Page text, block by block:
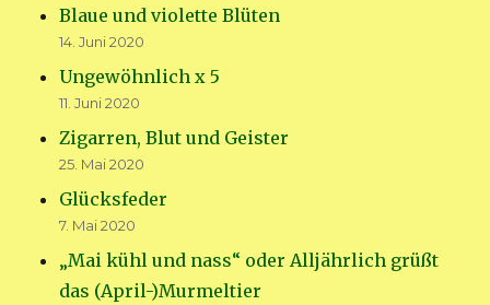
Blaue und violette Blüten
14. Juni 2020
Ungewöhnlich x 5
11. Juni 2020
Zigarren, Blut und Geister
25. Mai 2020
Glücksfeder
7. Mai 2020
„Mai kühl und nass“ oder Alljährlich grüßt
das (April-)Murmeltier